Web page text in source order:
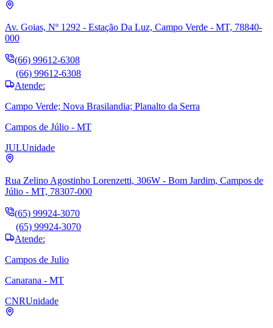
Av. Goias, Nº 1292 - Estação Da Luz, Campo Verde - MT, 78840-
000
(66) 99612-6308
(66) 99612-6308
Atende:
Campo Verde; Nova Brasilandia; Planalto da Serra
Campos de Júlio - MT
JULUnidade
Rua Zelino Agostinho Lorenzetti, 306W - Bom Jardim, Campos de
Júlio - MT, 78307-000
(65) 99924-3070
(65) 99924-3070
Atende:
Campos de Julio
Canarana - MT
CNRUnidade